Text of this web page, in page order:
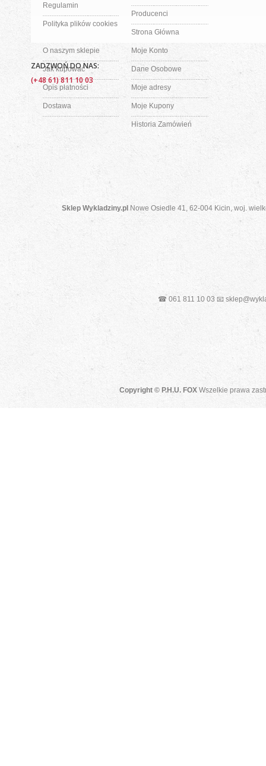
Regulamin
Polityka plików cookies
Producenci
Strona Główna
O naszym sklepie
Jak kupować
Opis płatności
Dostawa
Moje Konto
Dane Osobowe
Moje adresy
Moje Kupony
Historia Zamówień
Sklep Wykladziny.pl Nowe Osiedle 41, 62-004 Kicin, woj.
☎ 061 811 10 03 📧
Copyright © P.H.U. FOX Wszelkie prawa
ZADZWOŃ DO NAS:
(+48 61) 811 10 03